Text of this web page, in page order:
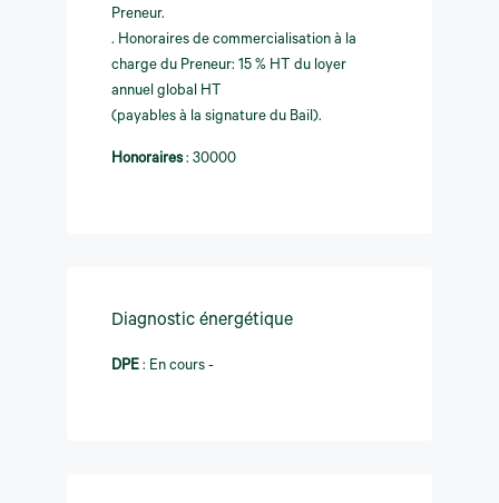
Preneur.
. Honoraires de commercialisation à la
charge du Preneur: 15 % HT du loyer
annuel global HT
(payables à la signature du Bail).
Honoraires : 30000
Diagnostic énergétique
DPE : En cours -